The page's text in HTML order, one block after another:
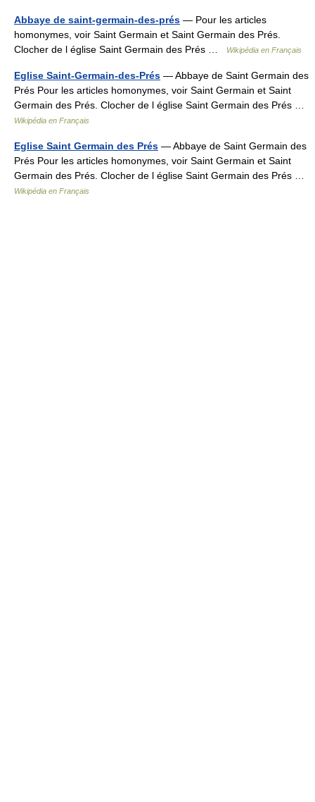
Abbaye de saint-germain-des-prés — Pour les articles
homonymes, voir Saint Germain et Saint Germain des Prés.
Clocher de l église Saint Germain des Prés …
Wikipédia en Français
Eglise Saint-Germain-des-Prés — Abbaye de Saint Germain des
Prés Pour les articles homonymes, voir Saint Germain et Saint
Germain des Prés. Clocher de l église Saint Germain des Prés …
Wikipédia en Français
Eglise Saint Germain des Prés — Abbaye de Saint Germain des
Prés Pour les articles homonymes, voir Saint Germain et Saint
Germain des Prés. Clocher de l église Saint Germain des Prés …
Wikipédia en Français